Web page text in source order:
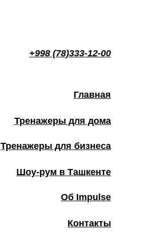
+998 (78)333-12-00
Главная
Тренажеры для дома
Тренажеры для бизнеса
Шоу-рум в Ташкенте
Об Impulse
Контакты